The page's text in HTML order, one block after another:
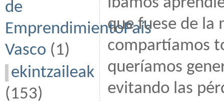
de
EmprendimientoPaís
Vasco (1)
ekintzaileak
(153)
que fuese de la
compartíamos
queríamos
evitando las